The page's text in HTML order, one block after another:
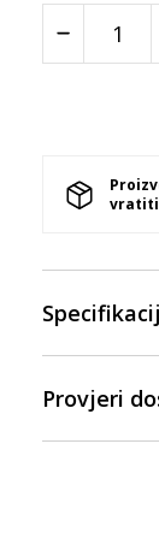
vratiti
Provjeri